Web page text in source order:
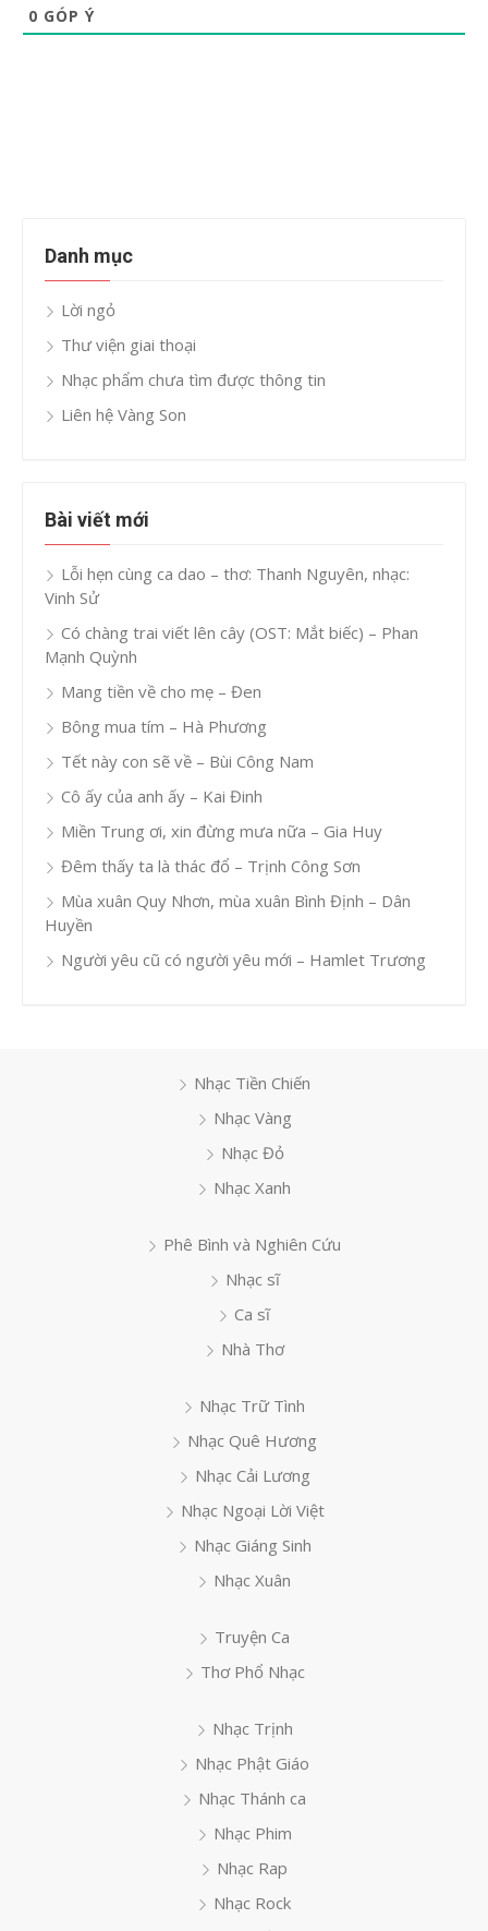
0 GÓP Ý
Danh mục
Lời ngỏ
Thư viện giai thoại
Nhạc phẩm chưa tìm được thông tin
Liên hệ Vàng Son
Bài viết mới
Lỗi hẹn cùng ca dao – thơ: Thanh Nguyên, nhạc:
Vinh Sử
Có chàng trai viết lên cây (OST: Mắt biếc) – Phan
Mạnh Quỳnh
Mang tiền về cho mẹ – Đen
Bông mua tím – Hà Phương
Tết này con sẽ về – Bùi Công Nam
Cô ấy của anh ấy – Kai Đinh
Miền Trung ơi, xin đừng mưa nữa – Gia Huy
Đêm thấy ta là thác đổ – Trịnh Công Sơn
Mùa xuân Quy Nhơn, mùa xuân Bình Định – Dân
Huyền
Người yêu cũ có người yêu mới – Hamlet Trương
Nhạc Tiền Chiến
Nhạc Vàng
Nhạc Đỏ
Nhạc Xanh
Phê Bình và Nghiên Cứu
Nhạc sĩ
Ca sĩ
Nhà Thơ
Nhạc Trữ Tình
Nhạc Quê Hương
Nhạc Cải Lương
Nhạc Ngoại Lời Việt
Nhạc Giáng Sinh
Nhạc Xuân
Truyện Ca
Thơ Phổ Nhạc
Nhạc Trịnh
Nhạc Phật Giáo
Nhạc Thánh ca
Nhạc Phim
Nhạc Rap
Nhạc Rock